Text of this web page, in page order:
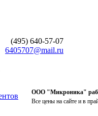
(495) 640-57-07
6405707@mail.ru
ООО "Микроника"
Все цены на сайте и в